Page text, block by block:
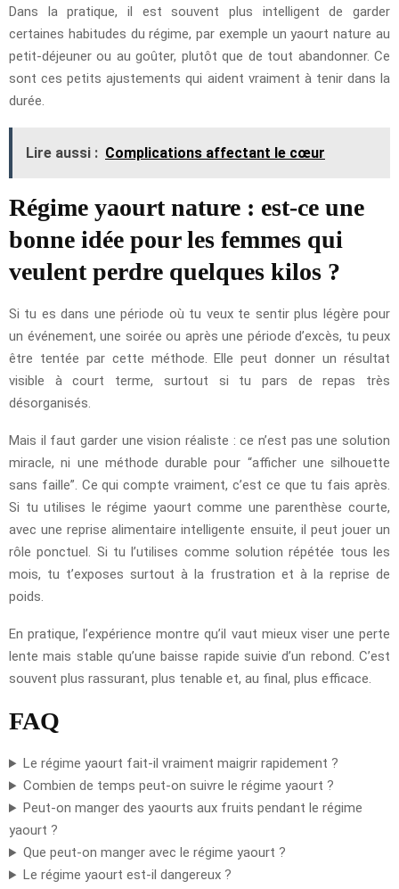
Dans la pratique, il est souvent plus intelligent de garder
certaines habitudes du régime, par exemple un yaourt nature au
petit-déjeuner ou au goûter, plutôt que de tout abandonner. Ce
sont ces petits ajustements qui aident vraiment à tenir dans la
durée.
Lire aussi : Complications affectant le cœur
Régime yaourt nature : est-ce une
bonne idée pour les femmes qui
veulent perdre quelques kilos ?
Si tu es dans une période où tu veux te sentir plus légère pour
un événement, une soirée ou après une période d’excès, tu peux
être tentée par cette méthode. Elle peut donner un résultat
visible à court terme, surtout si tu pars de repas très
désorganisés.
Mais il faut garder une vision réaliste : ce n’est pas une solution
miracle, ni une méthode durable pour “afficher une silhouette
sans faille”. Ce qui compte vraiment, c’est ce que tu fais après.
Si tu utilises le régime yaourt comme une parenthèse courte,
avec une reprise alimentaire intelligente ensuite, il peut jouer un
rôle ponctuel. Si tu l’utilises comme solution répétée tous les
mois, tu t’exposes surtout à la frustration et à la reprise de
poids.
En pratique, l’expérience montre qu’il vaut mieux viser une perte
lente mais stable qu’une baisse rapide suivie d’un rebond. C’est
souvent plus rassurant, plus tenable et, au final, plus efficace.
FAQ
Le régime yaourt fait-il vraiment maigrir rapidement ?
Combien de temps peut-on suivre le régime yaourt ?
Peut-on manger des yaourts aux fruits pendant le régime
yaourt ?
Que peut-on manger avec le régime yaourt ?
Le régime yaourt est-il dangereux ?